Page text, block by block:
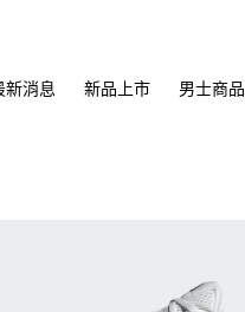
新消息 新品上市 男士商品